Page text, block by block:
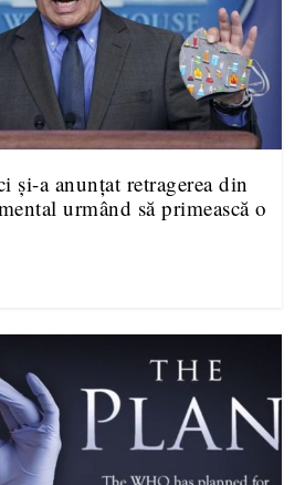
și-a anunțat retragerea din
urmând să primească o